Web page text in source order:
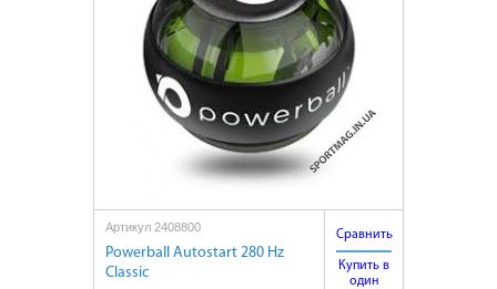
Артикул 2408800
Powerball Autostart 280 Hz
Classic
Сравнить
Купить в
один